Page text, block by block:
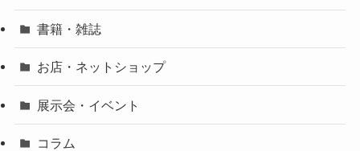
書籍・雑誌
お店・ネットショップ
展示会・イベント
コラム